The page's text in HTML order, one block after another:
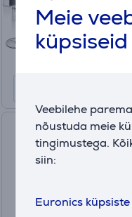
Meie
küpsiseid
Veebilehe
nõustuda meie
tingimustega.
siin:
Euronics